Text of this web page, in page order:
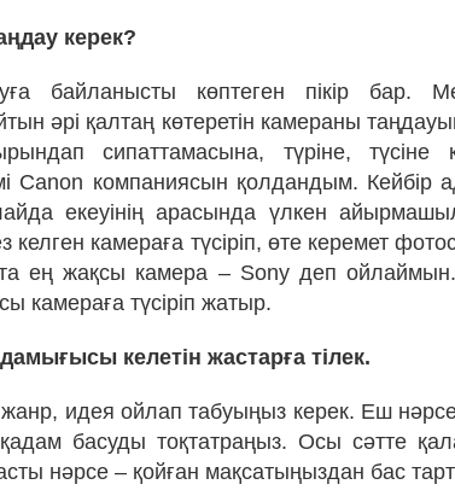
керек?
байланысты көптеген пікір бар.
әрі қалтаң көтеретін камераны
сипаттамасына, түріне, түсіне
Canon компаниясын қолдандым. Кейбір
екеуінің арасында үлкен
келген камераға түсіріп, өте керемет
ең жақсы камера – Sony деп
камераға түсіріп жатыр.
келетін жастарға тілек.
идея ойлап табуыңыз керек. Еш
басуды тоқтатраңыз. Осы сәтте
нәрсе – қойған мақсатыңыздан бас